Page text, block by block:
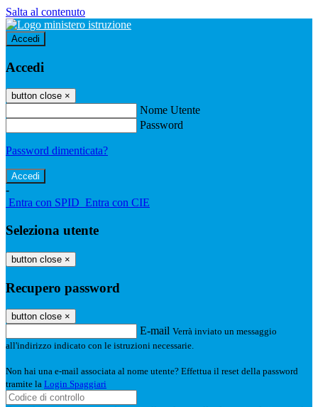
Salta al contenuto
Accedi
Accedi
button close ×
Nome Utente
Password
Password dimenticata?
-
Entra con SPID Entra con CIE
Seleziona utente
button close ×
Recupero password
button close ×
E-mail Verrà inviato un messaggio
all'indirizzo indicato con le istruzioni necessarie.
Non hai una e-mail associata al nome utente? Effettua il reset della password
tramite la Login Spaggiari